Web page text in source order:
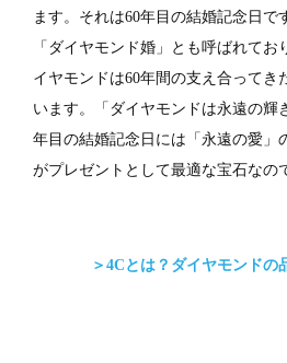
ます。それは60年目の結婚記念日で
「ダイヤモンド婚」とも呼ばれて
イヤモンドは60年間の支え合ってき
います。「ダイヤモンドは永遠の輝
年目の結婚記念日には「永遠の愛」
がプレゼントとして最適な宝石なの
＞4Cとは？ダイヤモンドの